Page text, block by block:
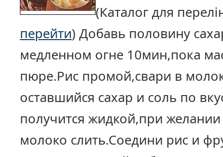
(Каталог для
перейти) Добавь половину
медленном огне 10мин,пока
пюре.Рис промой,свари в
оставшийся сахар и соль по
получится жидкой,при
молоко слить.Соедини рис и